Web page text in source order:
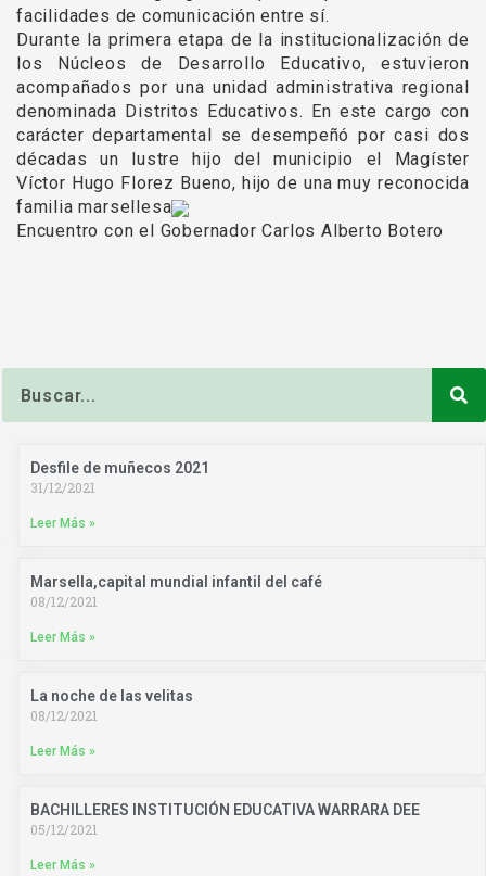
facilidades de comunicación entre sí.
Durante la primera etapa de la institucionalización de
los Núcleos de Desarrollo Educativo, estuvieron
acompañados por una unidad administrativa regional
denominada Distritos Educativos. En este cargo con
carácter departamental se desempeñó por casi dos
décadas un lustre hijo del municipio el Magíster
Víctor Hugo Florez Bueno, hijo de una muy reconocida
familia marsellesa
Encuentro con el Gobernador Carlos Alberto Botero
Desfile de muñecos 2021
31/12/2021
Leer Más »
Marsella,capital mundial infantil del café
08/12/2021
Leer Más »
La noche de las velitas
08/12/2021
Leer Más »
BACHILLERES INSTITUCIÓN EDUCATIVA WARRARA DEE
05/12/2021
Leer Más »